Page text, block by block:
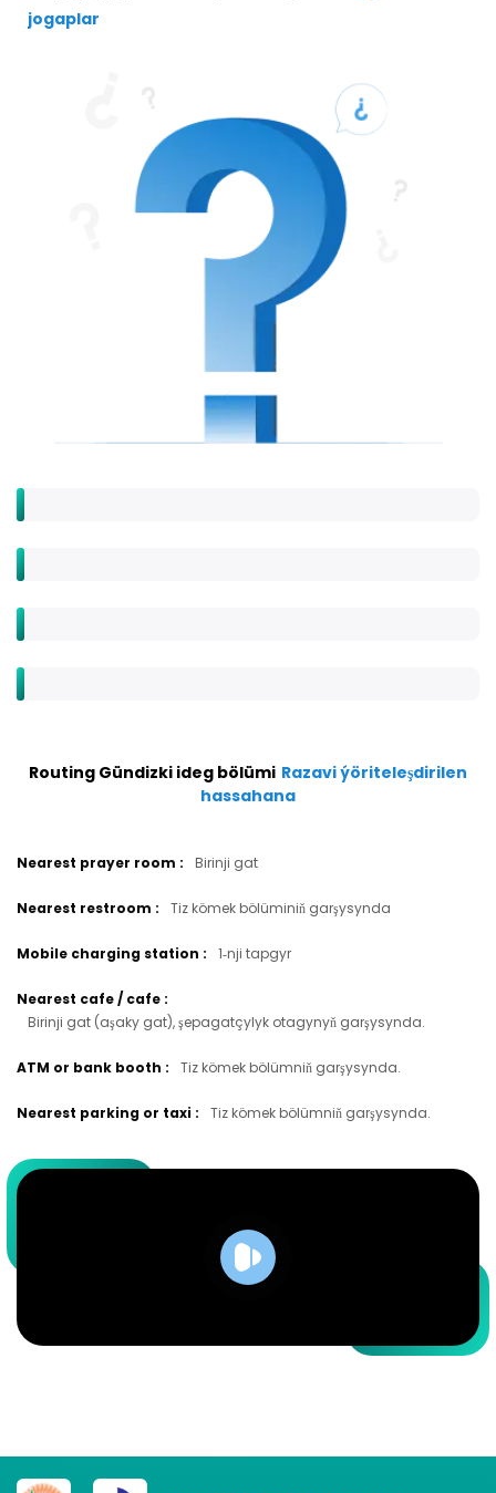
jogaplar
Routing Gündizki ideg bölümi Razavi ýöriteleşdirilen
hassahana
Nearest prayer room : Birinji gat
Nearest restroom : Tiz kömek bölüminiň garşysynda
Mobile charging station : 1‑nji tapgyr
Nearest cafe / cafe :
Birinji gat (aşaky gat), şepagatçylyk otagynyň garşysynda.
ATM or bank booth : Tiz kömek bölümniň garşysynda.
Nearest parking or taxi : Tiz kömek bölümniň garşysynda.